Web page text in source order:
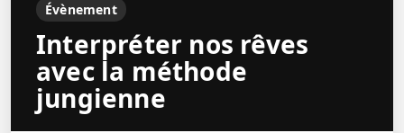
Évènement
Interpréter nos rêves
avec la méthode
jungienne